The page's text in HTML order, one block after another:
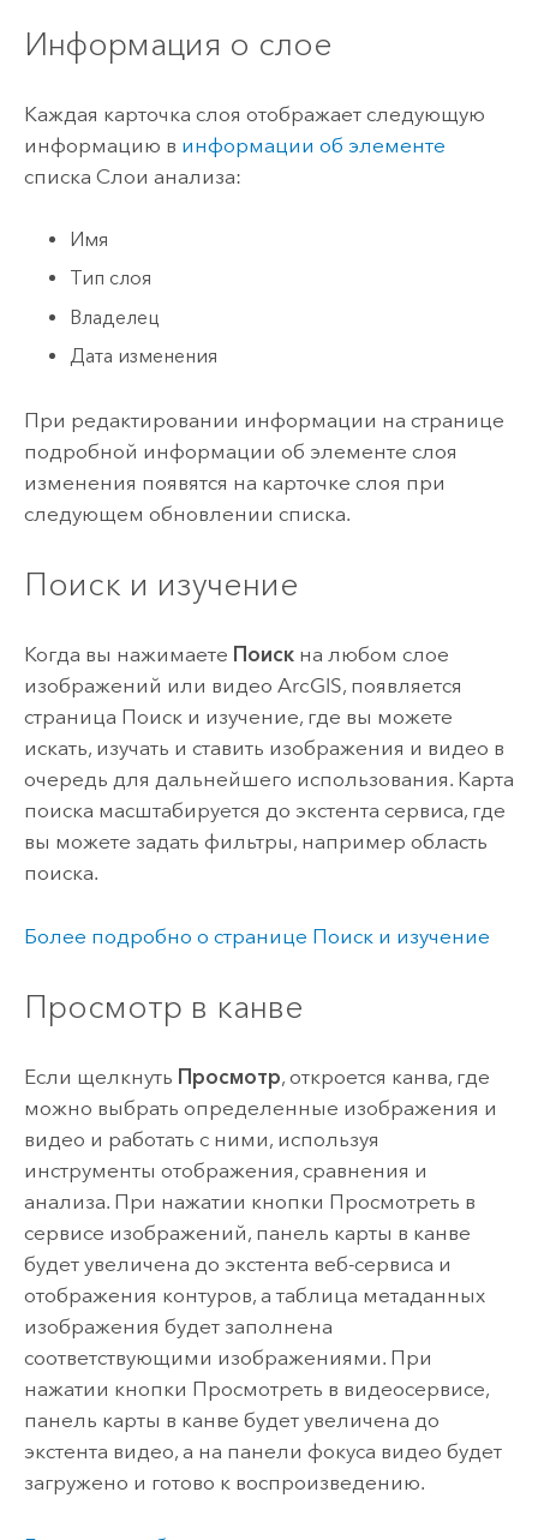
Информация о слое
Каждая карточка слоя отображает следующую
информацию в информации об элементе
списка Слои анализа:
Имя
Тип слоя
Владелец
Дата изменения
При редактировании информации на странице
подробной информации об элементе слоя
изменения появятся на карточке слоя при
следующем обновлении списка.
Поиск и изучение
Когда вы нажимаете Поискна любом слое
изображений или видео ArcGIS, появляется
страница Поиск и изучение, где вы можете
искать, изучать и ставить изображения и видео в
очередь для дальнейшего использования. Карта
поиска масштабируется до экстента сервиса, где
вы можете задать фильтры, например область
поиска.
Более подробно о странице Поиск и изучение
Просмотр в канве
Если щелкнуть Просмотр, откроется канва, где
можно выбрать определенные изображения и
видео и работать с ними, используя
инструменты отображения, сравнения и
анализа. При нажатии кнопки Просмотреть в
сервисе изображений, панель карты в канве
будет увеличена до экстента веб-сервиса и
отображения контуров, а таблица метаданных
изображения будет заполнена
соответствующими изображениями. При
нажатии кнопки Просмотреть в видеосервисе,
панель карты в канве будет увеличена до
экстента видео, а на панели фокуса видео будет
загружено и готово к воспроизведению.